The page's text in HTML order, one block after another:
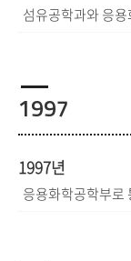
섬유공학과와 응
1997
1997년
응용화학공학부로